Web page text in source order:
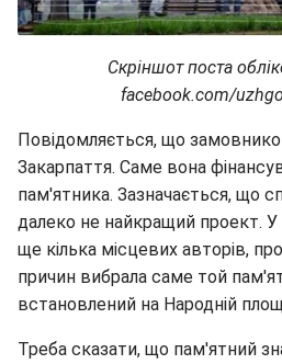
Скріншот поста
facebook.com/
Повідомляється, що
Закарпаття. Саме вона
пам'ятника. Зазначається, що
далеко не найкращий проект. У
ще кілька місцевих авторів,
причин вибрала саме той
встановлений на Народній
Треба сказати, що пам'ятний